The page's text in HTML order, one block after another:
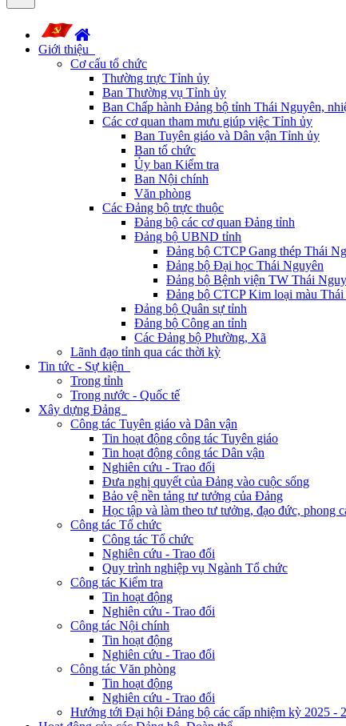
Giới thiệu
Cơ cấu tổ chức
Thường trực Tỉnh ủy
Ban Thường vụ Tỉnh ủy
Ban Chấp hành Đảng bộ tỉnh Thái Nguyên,
Các cơ quan tham mưu giúp việc Tỉnh ủy
Ban Tuyên giáo và Dân vận Tỉnh ủy
Ban tổ chức
Ủy ban Kiểm tra
Ban Nội chính
Văn phòng
Các Đảng bộ trực thuộc
Đảng bộ các cơ quan Đảng tỉnh
Đảng bộ UBND tỉnh
Đảng bộ CTCP Gang thép Thái
Đảng bộ Đại học Thái Nguyên
Đảng bộ Bệnh viện TW Thái
Đảng bộ CTCP Kim loại màu
Đảng bộ Quân sự tỉnh
Đảng bộ Công an tỉnh
Các Đảng bộ Phường, Xã
Lãnh đạo tỉnh qua các thời kỳ
Tin tức - Sự kiện
Trong tỉnh
Trong nước - Quốc tế
Xây dựng Đảng
Công tác Tuyên giáo và Dân vận
Tin hoạt động công tác Tuyên giáo
Tin hoạt động công tác Dân vận
Nghiên cứu - Trao đổi
Đưa nghị quyết của Đảng vào cuộc sống
Bảo vệ nền tảng tư tưởng của Đảng
Học tập và làm theo tư tưởng, đạo đức, phong
Công tác Tổ chức
Công tác Tổ chức
Nghiên cứu - Trao đổi
Quy trình nghiệp vụ Ngành Tổ chức
Công tác Kiểm tra
Tin hoạt động
Nghiên cứu - Trao đổi
Công tác Nội chính
Tin hoạt động
Nghiên cứu - Trao đổi
Công tác Văn phòng
Tin hoạt động
Nghiên cứu - Trao đổi
Hướng tới Đại hội Đảng bộ các cấp nhiệm kỳ 2025 -